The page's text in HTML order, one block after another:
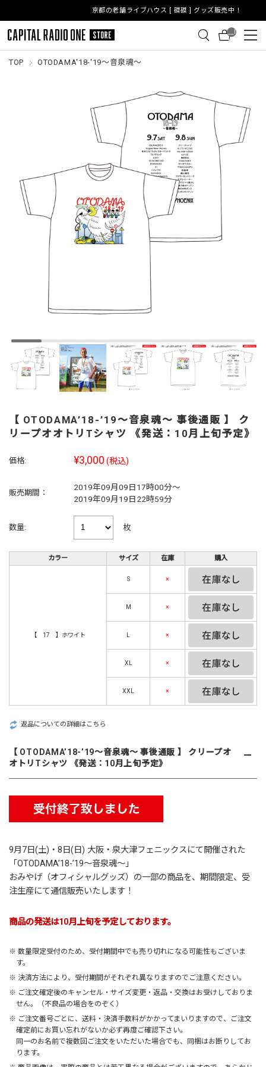
京都の老舗ライブハウス [ 磔磔 ] グッズ販売中！
__I
TM
_C
TOP OTODAMA'18-'19～音泉魂～
【 OTODAMA’18-’19～音泉魂～ 事後通販 】 ク
リープオオトリTシャツ 《発送：10月上旬予定》
価格: ¥3,000 (税込)
販売期間：
2019年09月09日17時00分～
2019年09月19日22時59分
数量: 枚
カラー サイズ 在庫 購入
【 17 】ホワイト
S ×
M ×
L ×
XL ×
XXL ×
返品についての詳細はこちら
【 OTODAMA’18-’19～音泉魂～ 事後通販 】 クリープオ
オトリTシャツ 《発送：10月上旬予定》
9月7日(土)・8日(日) 大阪・泉大津フェニックスにて開催された
「 OTODAMA’18-’19～音泉魂～ 」
おみやげ（オフィシャルグッズ）の一部の商品を、期間限定、受
注生産にて通信販売いたします！
商品の発送は10月上旬を予定しております。
※ 数量限定受付のため、受付期間中でも売り切れになる可能性もございま
す。
※ 決済方法により、受付期間がそれぞれ異なりますのでご注意ください。
※ ご注文確定後のキャンセル・サイズ変更・返品・交換はお受けしておりま
せん。（不良品の場合をのぞく）
※ ご注文番号ごとに、送料・決済手数料がかかってまいりますので、ご注文
確定前にお買い忘れがないか必ず再度ご確認下さい。
同一のお名前で複数回ご注文をいただいた場合でも、同梱はお断りしてお
ります。